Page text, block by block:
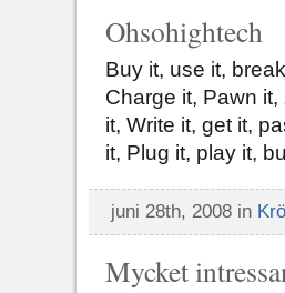
Ohsohightech
Buy it, use it,
Charge it, Pawn
it, Write it, get it,
it, Plug it, play it,
juni 28th, 2008 in
Mycket